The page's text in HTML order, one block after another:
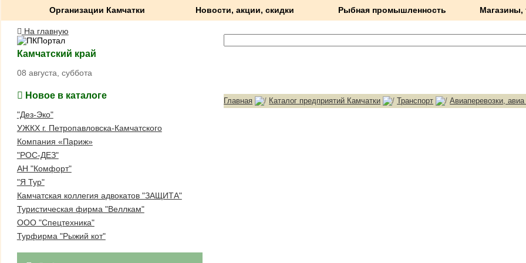
Организации Камчатки Новости, акции, скидки Рыбная промышленность Магазины,
На главную
Камчатский край
08 августа, суббота
Новое в каталоге
"Дез-Эко"
УЖКХ г. Петропавловска-Камчатского
Компания «Париж»
"РОС-ДЕЗ"
АН "Комфорт"
"Я Тур"
Камчатская коллегия адвокатов "ЗАЩИТА"
Туристическая фирма "Веллкам"
ООО "Спецтехника"
Турфирма "Рыжий кот"
Главная Каталог предприятий Камчатки Транспорт Авиаперевозки,